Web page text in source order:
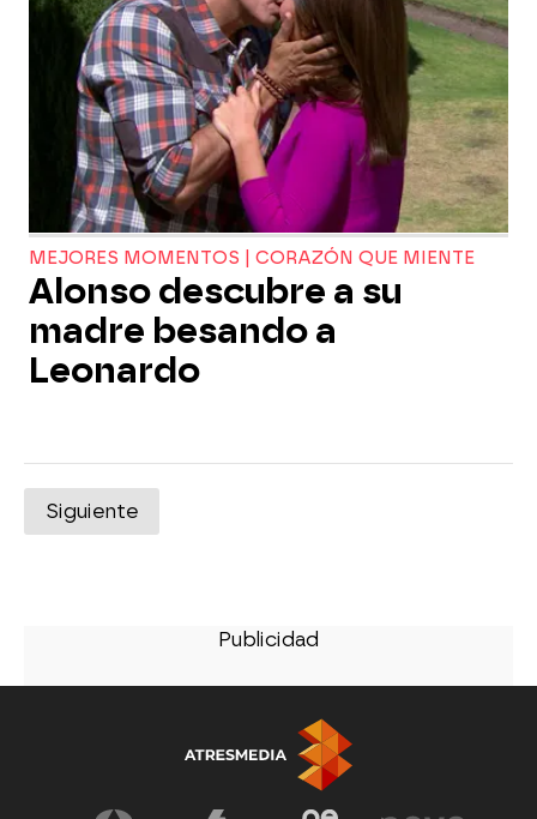
MEJORES MOMENTOS | CORAZÓN QUE MIENTE
Alonso descubre a su
madre besando a
Leonardo
Siguiente